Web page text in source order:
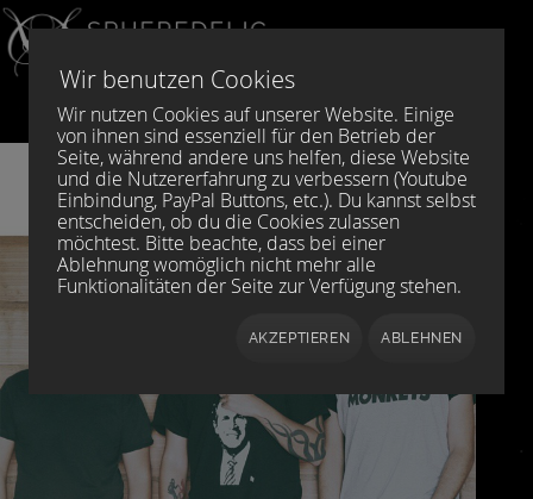
Sprache auswählen
Wir benutzen Cookies
Wir nutzen Cookies auf unserer Website. Einige
von ihnen sind essenziell für den Betrieb der
Seite, während andere uns helfen, diese Website
und die Nutzererfahrung zu verbessern (Youtube
Einbindung, PayPal Buttons, etc.). Du kannst selbst
entscheiden, ob du die Cookies zulassen
möchtest. Bitte beachte, dass bei einer
Ablehnung womöglich nicht mehr alle
Funktionalitäten der Seite zur Verfügung stehen.
AKZEPTIEREN ABLEHNEN